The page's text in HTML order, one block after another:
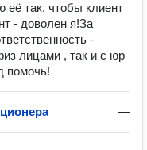
так, чтобы клиент
- доволен я!За
-
лицами , так и с юр
помочь!
—